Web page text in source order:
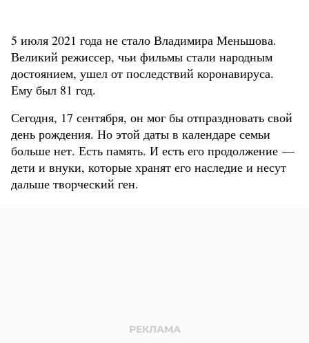
5 июля 2021 года не стало Владимира Меньшова.
Великий режиссер, чьи фильмы стали народным
достоянием, ушел от последствий коронавируса.
Ему был 81 год.
Сегодня, 17 сентября, он мог бы отпраздновать свой
день рождения. Но этой даты в календаре семьи
больше нет. Есть память. И есть его продолжение —
дети и внуки, которые хранят его наследие и несут
дальше творческий ген.